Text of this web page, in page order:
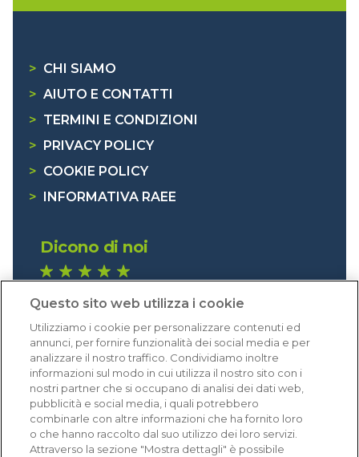
> CHI SIAMO
> AIUTO E CONTATTI
> TERMINI E CONDIZIONI
>
PRIVACY POLICY
> COOKIE POLICY
>
INFORMATIVA RAEE
Dicono di noi
Eccellente (4,8)
Acquisti verificati
Questo sito web utilizza i cookie
Utilizziamo i cookie per personalizzare contenuti ed
annunci, per fornire funzionalità dei social media e per
analizzare il nostro traffico. Condividiamo inoltre
informazioni sul modo in cui utilizza il nostro sito con i
nostri partner che si occupano di analisi dei dati web,
pubblicità e social media, i quali potrebbero
combinarle con altre informazioni che ha fornito loro
o che hanno raccolto dal suo utilizzo dei loro servizi.
Attraverso la sezione "Mostra dettagli" è possibile